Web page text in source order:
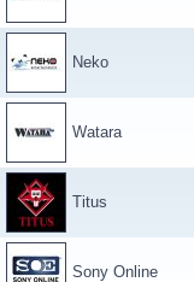
Neko
Watara
Titus
Sony Online